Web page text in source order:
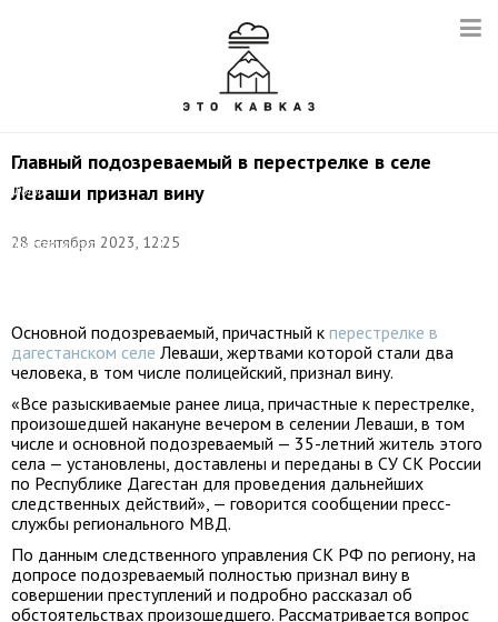
Главный подозреваемый в перестрелке в селе
Леваши признал вину
28 сентября 2023, 12:25
Фото:
дагестанского
Основной подозреваемый, причастный к перестрелке в
дагестанском селе Леваши, жертвами которой стали два
человека, в том числе полицейский, признал вину.
«Все разыскиваемые ранее лица, причастные к перестрелке,
произошедшей накануне вечером в селении Леваши, в том
числе и основной подозреваемый — 35-летний житель этого
села — установлены, доставлены и переданы в СУ СК России
по Республике Дагестан для проведения дальнейших
следственных действий», — говорится сообщении пресс-
службы регионального МВД.
По данным следственного управления СК РФ по региону, на
допросе подозреваемый полностью признал вину в
совершении преступлений и подробно рассказал об
обстоятельствах произошедшего. Рассматривается вопрос